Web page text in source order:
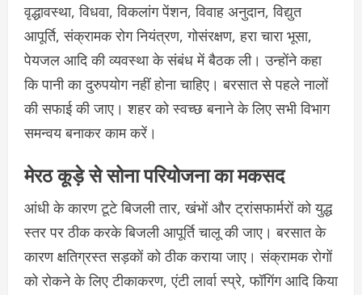
वृद्धावस्था, विधवा, विकलांग पेंशन, विवाह अनुदान, विद्युत
आपूर्ति, संक्रामक रोग नियंत्रण, गोसंरक्षण, हरा चारा भूसा,
पेयजल आदि की व्यवस्था के संबंध में बैठक ली। उन्होंने कहा
कि पानी का दुरुपयोग नहीं होना चाहिए। बरसात से पहले नालों
की सफाई की जाए। शहर को स्वच्छ बनाने के लिए सभी विभाग
समन्वय बनाकर काम करें।
मेरठ कूड़े से सोना परियोजना का मकसद
आंधी के कारण टूटे बिजली तार, खंभों और ट्रांसफार्मरों को युद्ध
स्तर पर ठीक करके बिजली आपूर्ति चालू की जाए। बरसात के
कारण क्षतिग्रस्त सड़कों को ठीक कराया जाए। संक्रामक रोगों
को रोकने के लिए टीकाकरण, एंटी लार्वा स्प्रे, फॉगिंग आदि किया